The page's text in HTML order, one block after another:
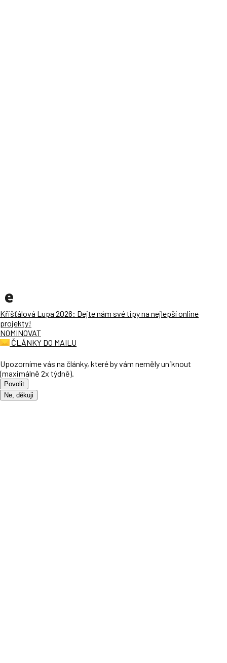
Křišťálová Lupa 2026: Dejte nám své tipy na nejlepší online
projekty!
NOMINOVAT
ČLÁNKY DO MAILU
Upozorníme vás na články, které by vám neměly uniknout
(maximálně 2x týdně).
Povolit
Ne, děkuji